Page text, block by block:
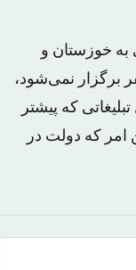
به خوزستان و
برگزار نمی‌شود،
که پیشتر
که دولت در